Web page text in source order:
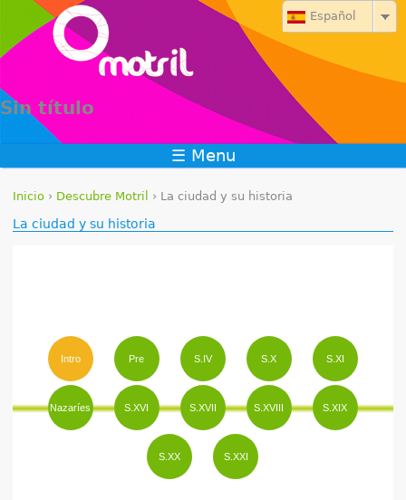
Jump to navigation
Sin título
Español
☰ Menu
S
Inicio › Descubre Motril › La ciudad y su historia
La ciudad y su historia
Intro Pre S.IV S.X S.XI
Nazaríes S.XVI S.XVII S.XVIII S.XIX
S.XX S.XXI